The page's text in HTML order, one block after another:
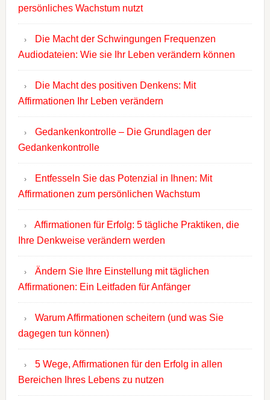
persönliches Wachstum nutzt
Die Macht der Schwingungen Frequenzen
Audiodateien: Wie sie Ihr Leben verändern können
Die Macht des positiven Denkens: Mit
Affirmationen Ihr Leben verändern
Gedankenkontrolle – Die Grundlagen der
Gedankenkontrolle
Entfesseln Sie das Potenzial in Ihnen: Mit
Affirmationen zum persönlichen Wachstum
Affirmationen für Erfolg: 5 tägliche Praktiken, die
Ihre Denkweise verändern werden
Ändern Sie Ihre Einstellung mit täglichen
Affirmationen: Ein Leitfaden für Anfänger
Warum Affirmationen scheitern (und was Sie
dagegen tun können)
5 Wege, Affirmationen für den Erfolg in allen
Bereichen Ihres Lebens zu nutzen